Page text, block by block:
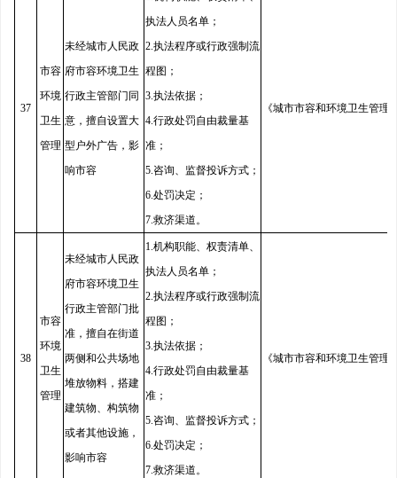
37
市容
环境
卫生
管理
未经城市人民政
府市容环境卫生
行政主管部门同
意，擅自设置大
型户外广告，影
响市容
执法人员名单；
2.执法程序或行政强制流
程图；
3.执法依据；
4.行政处罚自由裁量基
准；
5.咨询、监督投诉方式；
6.处罚决定；
7.救济渠道。
《城市市容和环境卫生管理
38
市容
环境
卫生
管理
未经城市人民政
府市容环境卫生
行政主管部门批
准，擅自在街道
两侧和公共场地
堆放物料，搭建
建筑物、构筑物
或者其他设施，
影响市容
1.机构职能、权责清单、
执法人员名单；
2.执法程序或行政强制流
程图；
3.执法依据；
4.行政处罚自由裁量基
准；
5.咨询、监督投诉方式；
6.处罚决定；
7.救济渠道。
《城市市容和环境卫生管理